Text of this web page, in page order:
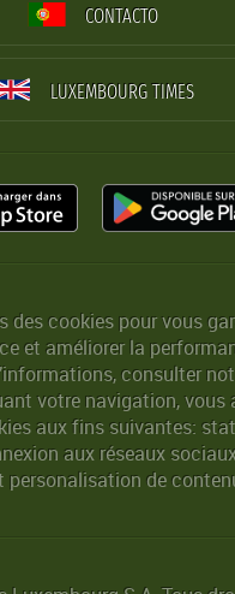
CONTACTO
LUXEMBOURG TIMES
des cookies pour vous
et améliorer la
consulter
votre navigation, vous
aux fins suivantes:
aux réseaux
personalisation de